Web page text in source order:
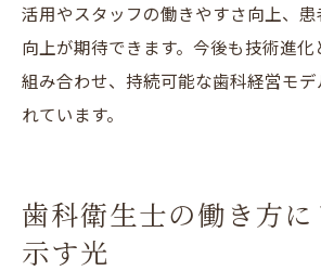
活用やスタッフの働きやすさ向上、
向上が期待できます。今後も技術進
組み合わせ、持続可能な歯科経営モ
れています。
歯科衛生士の働き方に
示す光